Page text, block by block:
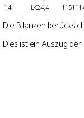
14
LK24,4
Die Bilanzen
Dies ist ein Auszug